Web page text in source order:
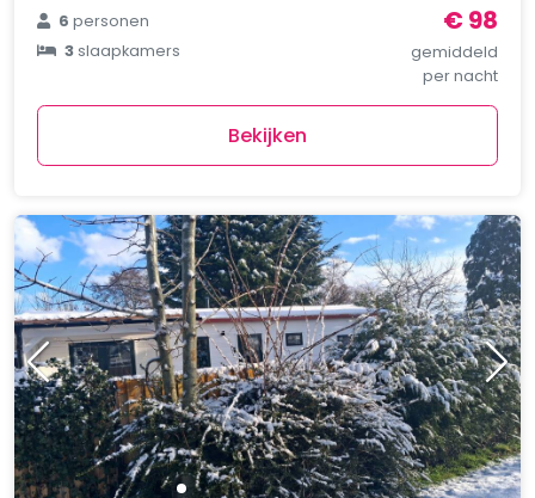
6personen
3slaapkamers
€ 98
gemiddeld
per nacht
Bekijken